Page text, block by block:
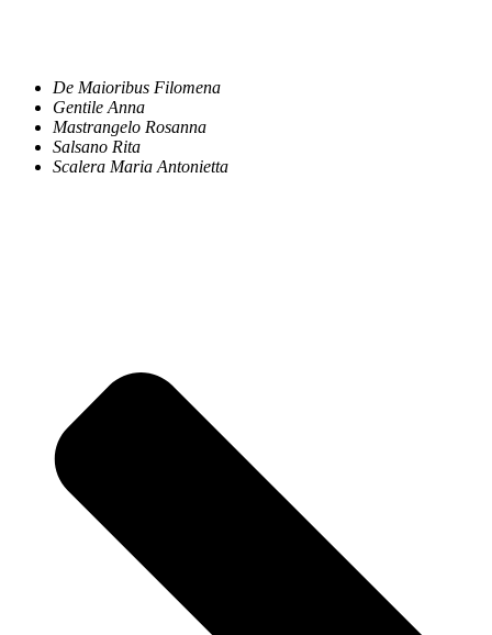
De Maioribus Filomena
Gentile Anna
Mastrangelo Rosanna
Salsano Rita
Scalera Maria Antonietta